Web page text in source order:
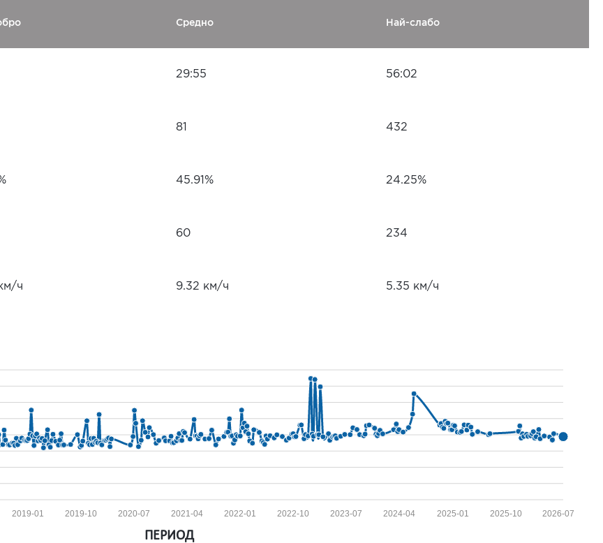
Средно Най-слабо
29:55 56:02
81 432
45.91% 24.25%
60 234
ч 9.32 км/ч 5.35 км/ч
2026-07
2025-10
2025-01
2024-04
2023-07
2022-10
2022-01
2021-04
2020-07
2019-10
2019-01
ПЕРИОД